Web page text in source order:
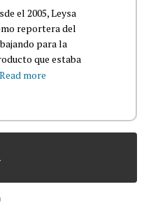
el 2005, Leysa
reportera del
para la
que estaba
Read more